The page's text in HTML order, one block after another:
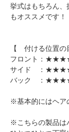
挙式はもちろん、
もオススメです！
【 付ける位置の
フロント：
サイド ：
バック ：
※基本的にはヘア
※こちらの製品は